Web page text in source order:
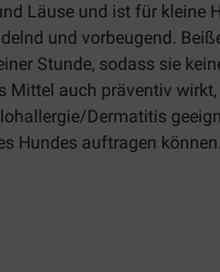
Läuse und ist für kleine
und vorbeugend.
Stunde, sodass sie
auch präventiv
Dermatitis
Hundes auftragen können.